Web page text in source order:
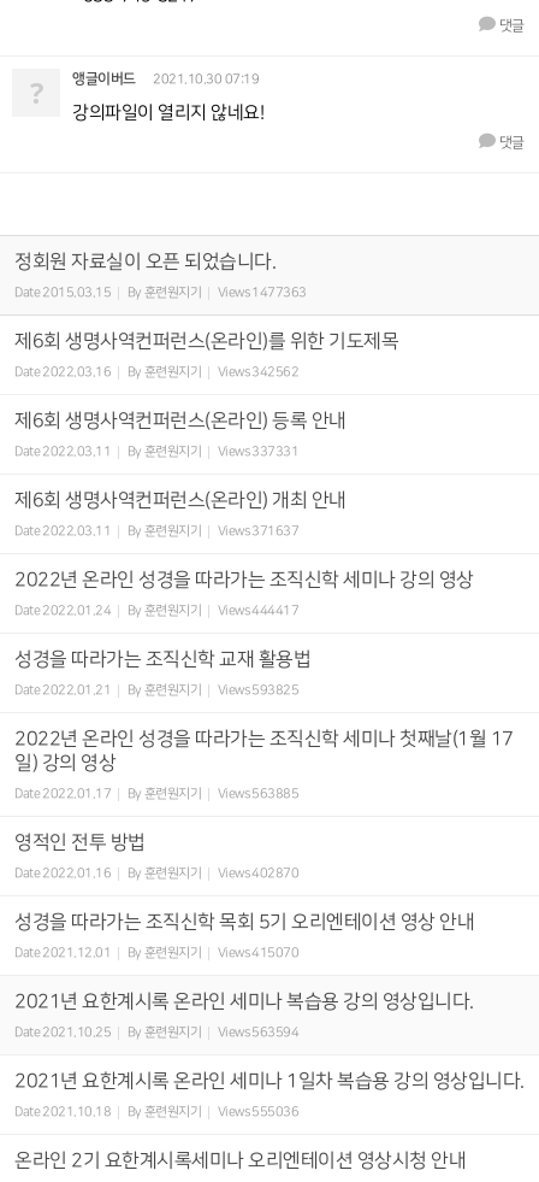
댓글
? 앵글이버드 2021.10.30 07:19
강의파일이 열리지 않네요!
댓글
정회원 자료실이 오픈 되었습니다.
Date 2015.03.15 By 훈련원지기 Views 1477363
제6회 생명사역컨퍼런스(온라인)를 위한 기도제목
Date 2022.03.16 By 훈련원지기 Views 342562
제6회 생명사역컨퍼런스(온라인) 등록 안내
Date 2022.03.11 By 훈련원지기 Views 337331
제6회 생명사역컨퍼런스(온라인) 개최 안내
Date 2022.03.11 By 훈련원지기 Views 371637
2022년 온라인 성경을 따라가는 조직신학 세미나 강의 영상
Date 2022.01.24 By 훈련원지기 Views444417
성경을 따라가는 조직신학 교재 활용법
Date 2022.01.21 By 훈련원지기 Views 593825
2022년 온라인 성경을 따라가는 조직신학 세미나 첫째날(1월 17
일) 강의 영상
Date 2022.01.17 By 훈련원지기 Views 563885
영적인 전투 방법
Date 2022.01.16 By 훈련원지기 Views402870
성경을 따라가는 조직신학 목회 5기 오리엔테이션 영상 안내
Date 2021.12.01 By 훈련원지기 Views415070
2021년 요한계시록 온라인 세미나 복습용 강의 영상입니다.
Date 2021.10.25 By 훈련원지기 Views 563594
2021년 요한계시록 온라인 세미나 1일차 복습용 강의 영상입니다.
Date 2021.10.18 By 훈련원지기 Views 555036
온라인 2기 요한계시록세미나 오리엔테이션 영상시청 안내